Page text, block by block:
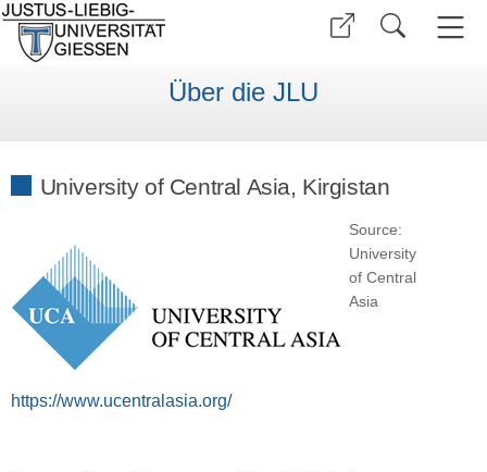
Über die JLU
University of Central Asia, Kirgistan
Source:
University
of Central
Asia
https://www.ucentralasia.org/